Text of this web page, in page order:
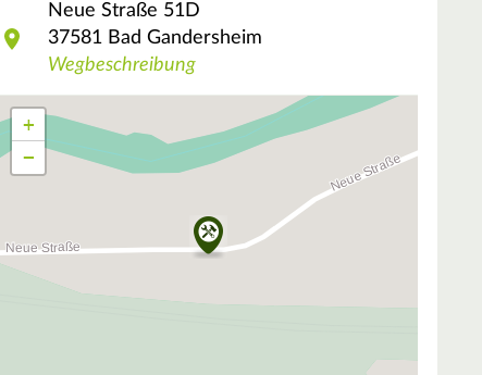
Neue Straße 51D
37581 Bad Gandersheim
Wegbeschreibung
+
−